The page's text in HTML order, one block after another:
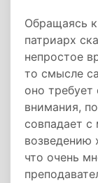
Обращаясь
патриарх
непростое
то смысле
оно требует
внимания,
совпадает
возведению
что очень